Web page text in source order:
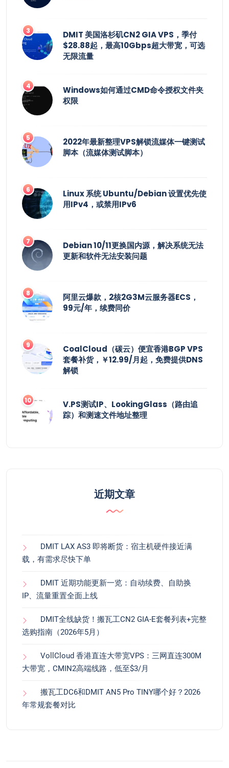
DMIT 美国洛杉矶CN2 GIA VPS，季付
$28.88起，最高10Gbps超大带宽，可选
无限流量
Windows如何通过CMD命令授权文件夹
权限
2022年最新整理VPS解锁流媒体一键测试
脚本（流媒体测试脚本）
Linux 系统 Ubuntu/Debian 设置优先使
用IPv4，或禁用IPv6
Debian 10/11更换国内源，解决系统无法
更新和软件无法安装问题
阿里云爆款，2核2G3M云服务器ECS，
99元/年，续费同价
CoalCloud（碳云）便宜香港BGP VPS
套餐补货，￥12.99/月起，免费提供DNS
解锁
V.PS测试IP、LookingGlass（路由追
踪）和测速文件地址整理
近期文章
DMIT LAX AS3 即将断货：宿主机硬件接近满
载，有需求尽快下单
DMIT 近期功能更新一览：自动续费、自助换
IP、流量重置全面上线
DMIT全线缺货！搬瓦工CN2 GIA-E套餐列表+完整
选购指南（2026年5月）
VollCloud 香港直连大带宽VPS：三网直连300M
大带宽，CMIN2高端线路，低至$3/月
搬瓦工DC6和DMIT AN5 Pro TINY哪个好？2026
年常规套餐对比